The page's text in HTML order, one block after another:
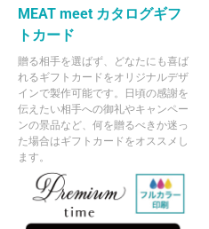
MEAT meet カタログギフ
トカード
贈る相手を選ばず、どなたにも喜ば
れるギフトカードをオリジナルデザ
インで製作可能です。日頃の感謝を
伝えたい相手への御礼やキャンペー
ンの景品など、何を贈るべきか迷っ
た場合はギフトカードをオススメし
ます。